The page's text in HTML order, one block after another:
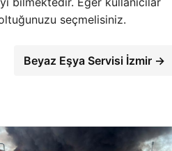
seçmelisiniz.
Beyaz Eşya Servisi İzmir →